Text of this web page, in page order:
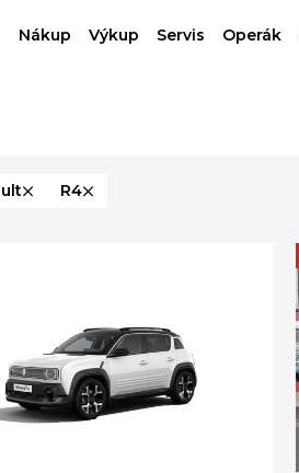
Nákup Výkup Servis Operák
R4